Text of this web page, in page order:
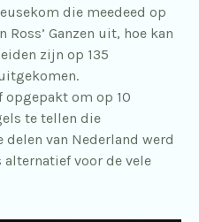
die meedeed op
Ross’ Ganzen uit, hoe kan
zijn op 135
om op 10
te tellen die
delen van Nederland werd
alternatief voor de vele